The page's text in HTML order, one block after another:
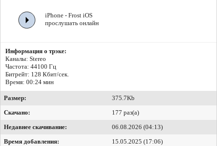
iPhone - Frost iOS
прослушать онлайн
Информация о трэке:
Каналы: Stereo
Частота: 44100 Гц
Битрейт: 128 Кбит/сек.
Время: 00:24 мин
Размер:
375.7Kb
Скачано:
177 раз(а)
Недавнее скачивание:
06.08.2026 (04:13)
Время добавления:
15.05.2025 (17:06)